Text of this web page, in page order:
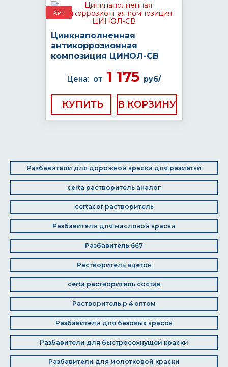
Хит
Цинкнаполненная
антикоррозионная
композиция ЦИНОЛ-СВ
Цена: от 1 175 руб/
КУПИТЬ
Разбавители для дорожной краски для разметки
certa растворитель аналог
certacor растворитель
Разбавители для масляной краски
Разбавитель 667
Растворитель ацетон
certa растворитель состав
Растворитель р 4 оптом
Разбавители для базовых красок
Разбавители для быстросохнущей краски
Разбавители для молотковой краски